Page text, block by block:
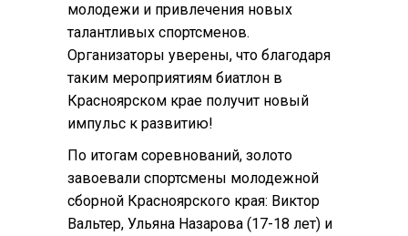
молодежи и привлечения новых
талантливых спортсменов.
Организаторы уверены, что благодаря
таким мероприятиям биатлон в
Красноярском крае получит новый
импульс к развитию!
По итогам соревнований, золото
завоевали спортсмены молодежной
сборной Красноярского края: Виктор
Вальтер, Ульяна Назарова (17-18 лет) и